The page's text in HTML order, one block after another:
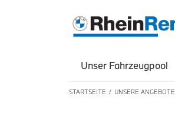
Unser Fahrzeugpool
STARTSEITE UNSERE ANGEBOTE